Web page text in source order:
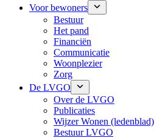
Voor bewoners
Bestuur
Het pand
Financiën
Communicatie
Woonplezier
Zorg
De LVGO
Over de LVGO
Publicaties
Wijzer Wonen (ledenblad)
Bestuur LVGO